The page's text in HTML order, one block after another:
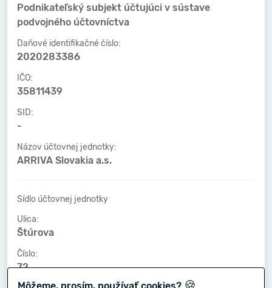
Podnikateľský subjekt účtujúci v sústave
podvojného účtovníctva
Daňové identifikačné číslo:
2020283386
IČO:
35811439
SID:
-
Názov účtovnej jednotky:
ARRIVA Slovakia a.s.
Sídlo účtovnej jednotky
Ulica:
Štúrova
Číslo:
72
🍪